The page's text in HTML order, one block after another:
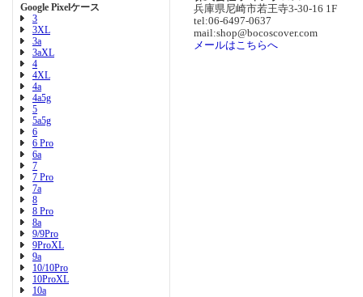
Google Pixelケース
3
3XL
3a
3aXL
4
4XL
4a
4a5g
5
5a5g
6
6 Pro
6a
7
7 Pro
7a
8
8 Pro
8a
9/9Pro
9ProXL
9a
10/10Pro
10ProXL
10a
兵庫県尼崎市若王寺3-30-16 1F
tel:06-6497-0637
mail:shop@bocoscover.com
メールはこちらへ